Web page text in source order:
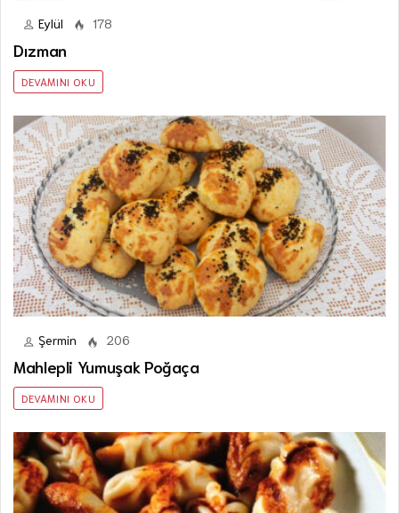
Eylül 178
Dızman
DEVAMINI OKU
Şermin 206
Mahlepli Yumuşak Poğaça
DEVAMINI OKU